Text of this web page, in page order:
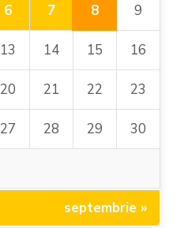
6 7 8 9
13 14 15 16
20 21 22 23
27 28 29 30
septembrie »